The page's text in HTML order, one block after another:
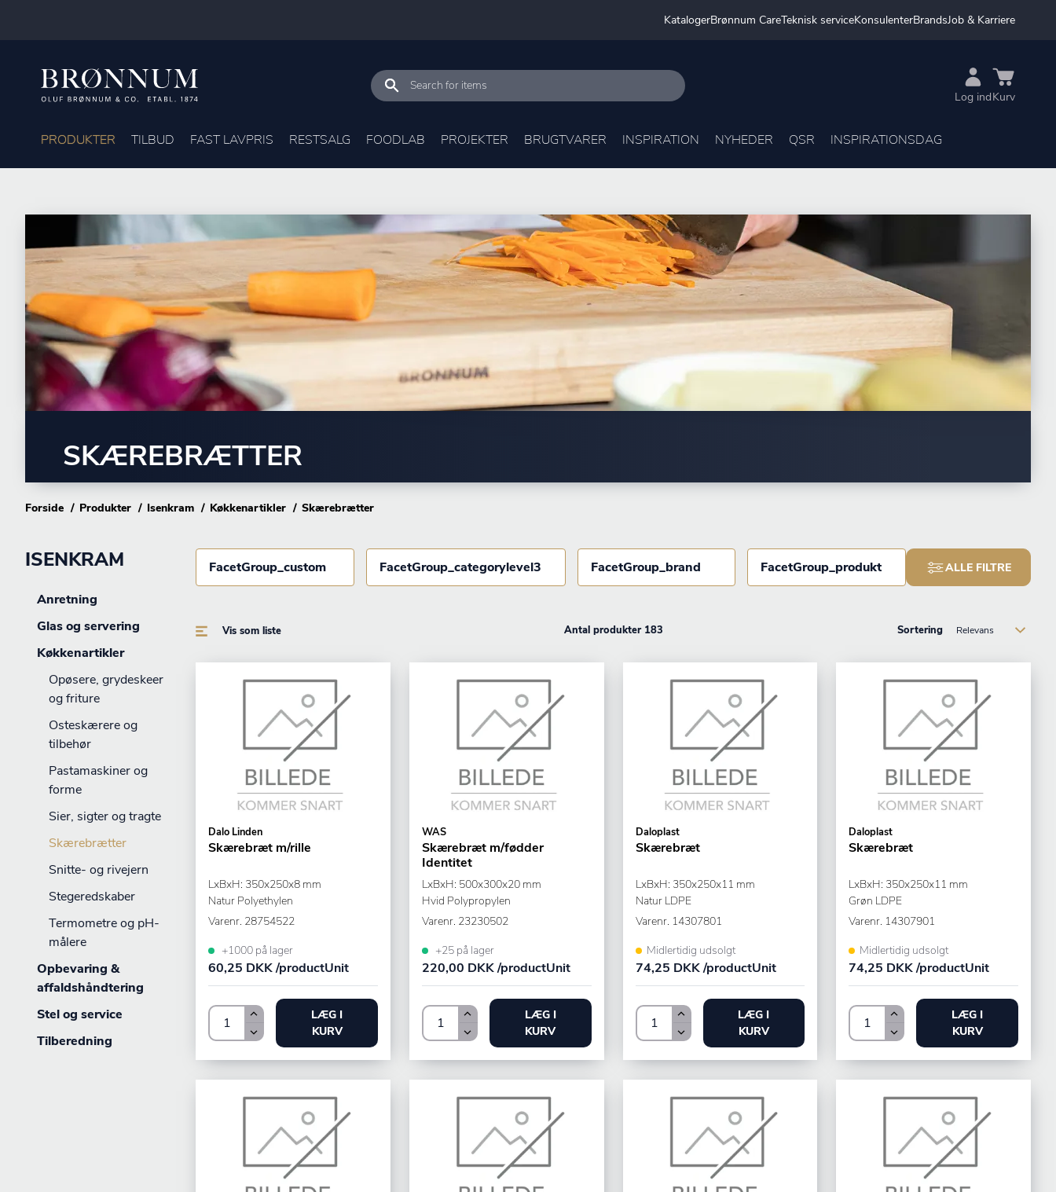
KatalogerBrønnum CareTeknisk serviceKonsulenterBrandsJob & Karriere
Log indKurv
PRODUKTER TILBUD FAST LAVPRIS RESTSALG FOODLAB PROJEKTER BRUGTVARER INSPIRATION NYHEDER QSR INSPIRATIONSDAG
SKÆREBRÆTTER
Forside Produkter Isenkram Køkkenartikler Skærebrætter
ISENKRAM
Anretning
Glas og servering
Køkkenartikler
Opøsere, grydeskeer
og friture
Osteskærere og
tilbehør
Pastamaskiner og
forme
Sier, sigter og tragte
Skærebrætter
Snitte- og rivejern
Stegeredskaber
Termometre og pH-
målere
Opbevaring &
affaldshåndtering
Stel og service
Tilberedning
FacetGroup_custom FacetGroup_categorylevel3 FacetGroup_brand FacetGroup_produkt ALLE FILTRE
Vis som liste Antal produkter 183 Sortering
Dalo Linden
Skærebræt m/rille
LxBxH: 350x250x8 mm
Natur Polyethylen
Varenr. 28754522
+1000 på lager
60,25 DKK /productUnit
LÆG I
KURV
WAS
Skærebræt m/fødder
Identitet
LxBxH: 500x300x20 mm
Hvid Polypropylen
Varenr. 23230502
+25 på lager
220,00 DKK /productUnit
LÆG I
KURV
Daloplast
Skærebræt
LxBxH: 350x250x11 mm
Natur LDPE
Varenr. 14307801
Midlertidig udsolgt
74,25 DKK /productUnit
LÆG I
KURV
Daloplast
Skærebræt
LxBxH: 350x250x11 mm
Grøn LDPE
Varenr. 14307901
Midlertidig udsolgt
74,25 DKK /productUnit
LÆG I
KURV